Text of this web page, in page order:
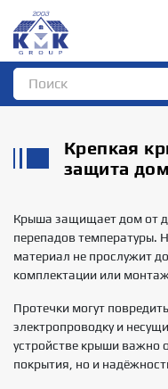
Крепкая
защита
Крыша защищает дом от
перепадов температуры.
материал не прослужит
комплектации или
Протечки могут
электропроводку и
устройстве крыши важно
покрытия, но и